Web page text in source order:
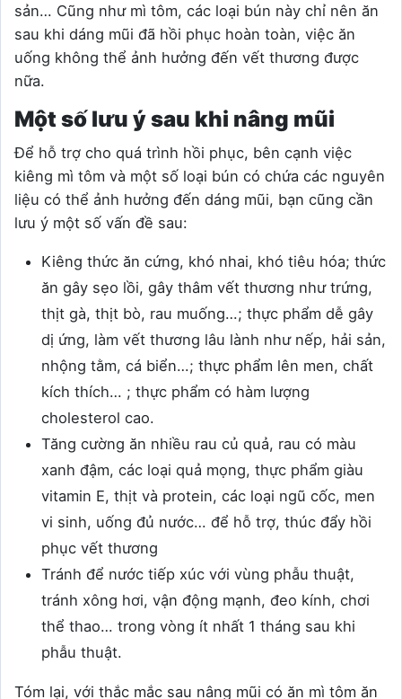
sản… Cũng như mì tôm, các loại bún này chỉ nên ăn
sau khi dáng mũi đã hồi phục hoàn toàn, việc ăn
uống không thể ảnh hưởng đến vết thương được
nữa.
Một số lưu ý sau khi nâng mũi
Để hỗ trợ cho quá trình hồi phục, bên cạnh việc
kiêng mì tôm và một số loại bún có chứa các nguyên
liệu có thể ảnh hưởng đến dáng mũi, bạn cũng cần
lưu ý một số vấn đề sau:
Kiêng thức ăn cứng, khó nhai, khó tiêu hóa; thức
ăn gây sẹo lồi, gây thâm vết thương như trứng,
thịt gà, thịt bò, rau muống…; thực phẩm dễ gây
dị ứng, làm vết thương lâu lành như nếp, hải sản,
nhộng tằm, cá biển…; thực phẩm lên men, chất
kích thích… ; thực phẩm có hàm lượng
cholesterol cao.
Tăng cường ăn nhiều rau củ quả, rau có màu
xanh đậm, các loại quả mọng, thực phẩm giàu
vitamin E, thịt và protein, các loại ngũ cốc, men
vi sinh, uống đủ nước… để hỗ trợ, thúc đẩy hồi
phục vết thương
Tránh để nước tiếp xúc với vùng phẫu thuật,
tránh xông hơi, vận động mạnh, đeo kính, chơi
thể thao… trong vòng ít nhất 1 tháng sau khi
phẫu thuật.
Tóm lại, với thắc mắc sau nâng mũi có ăn mì tôm ăn